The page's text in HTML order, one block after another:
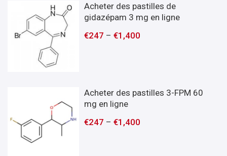
Acheter des pastilles de
gidazépam 3 mg en ligne
€247 –€1,400
Acheter des pastilles 3-FPM 60
mg en ligne
€247 –€1,400